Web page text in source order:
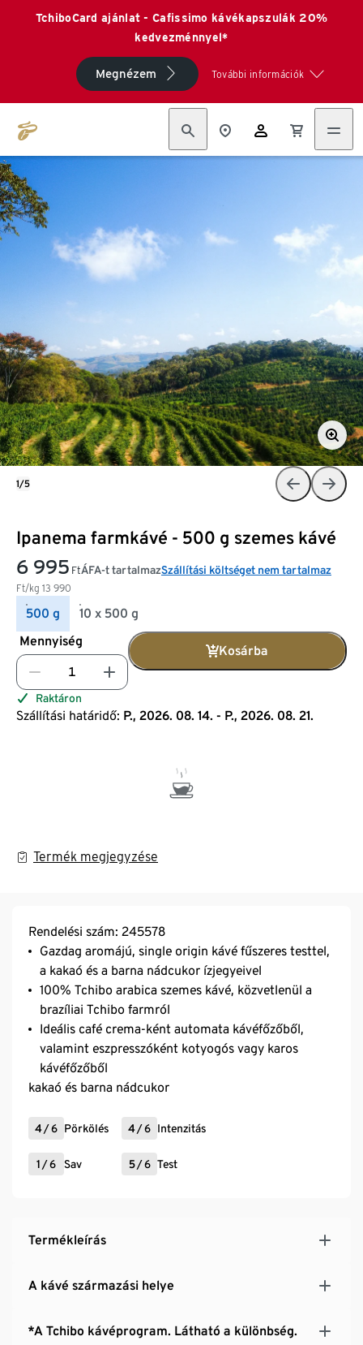
TchiboCard ajánlat - Cafissimo kávékapszulák 20%
kedvezménnyel*
Megnézem További információk
Ipanema farmkávé - 500 g szemes kávé
6 995 Ft
Ft/kg 13 990
ÁFA-t tartalmazSzállítási költséget nem tartalmaz
500 g
10 x 500 g
Mennyiség
Kosárba
Raktáron
Szállítási határidő: P., 2026. 08. 14. - P., 2026. 08. 21.
Termék megjegyzése
1/5
Rendelési szám: 245578
Gazdag aromájú, single origin kávé fűszeres testtel,
a kakaó és a barna nádcukor ízjegyeivel
100% Tchibo arabica szemes kávé, közvetlenül a
brazíliai Tchibo farmról
Ideális café crema-ként automata kávéfőzőből,
valamint eszpresszóként kotyogós vagy karos
kávéfőzőből
kakaó és barna nádcukor
4/6 Pörkölés 4/6 Intenzitás
1 /6 Sav 5 /6 Test
Termékleírás
A kávé származási helye
*A Tchibo kávéprogram. Látható a különbség.